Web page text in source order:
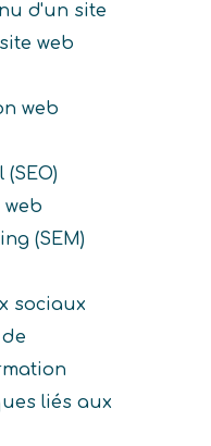
d'un site
web
web
(SEM)
sociaux
liés aux